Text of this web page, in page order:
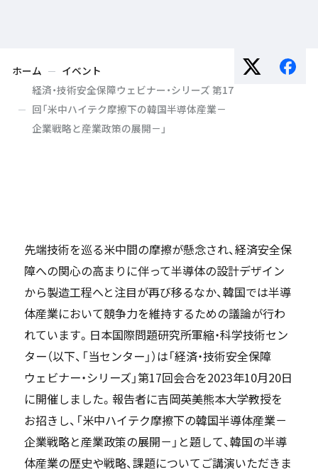
ホーム
イベント
経済・技術安全保障ウェビナー・シリーズ 第17
回「米中ハイテク摩擦下の韓国半導体産業－
企業戦略と産業政策の展開－」
先端技術を巡る米中間の摩擦が懸念され、経済安全保
障への関心の高まりに伴って半導体の設計デザイン
から製造工程へと注目が再び移るなか、韓国では半導
体産業において競争力を維持するための議論が行わ
れています。日本国際問題研究所軍縮・科学技術セン
ター（以下、「当センター」）は「経済・技術安全保障
ウェビナー・シリーズ」第17回会合を2023年10月20日
に開催しました。報告者に吉岡英美熊本大学教授を
お招きし、「米中ハイテク摩擦下の韓国半導体産業－
企業戦略と産業政策の展開－」と題して、韓国の半導
体産業の歴史や戦略、課題についてご講演いただきま